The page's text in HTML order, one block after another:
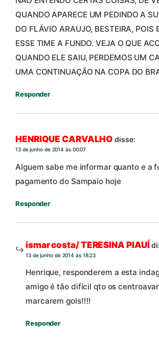
QUANDO APARECE UM PEDINDO A
DO FLÁVIO ARAUJO, BESTEIRA, POIS
ESSE TIME A FUNDO. VEJA O QUE
QUANDO ELE SAIU, PERDEMOS UM
UMA CONTINUAÇÃO NA COPA DO
Responder
HENRIQUE CARVALHO disse:
13 de junho de 2014 às 00:07
Alguem sabe me informar quanto e a
pagamento do Sampaio hoje
Responder
ismar costa/ TERESINA PIAUÍ
13 de junho de 2014 às 18:23
Henrique, responderem a esta
amigo é tão difícil qto os
marcarem gols!!!!
Responder